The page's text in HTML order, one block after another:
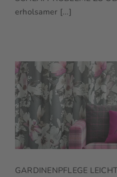
erholsamer [...]
GARDINENPFLEGE